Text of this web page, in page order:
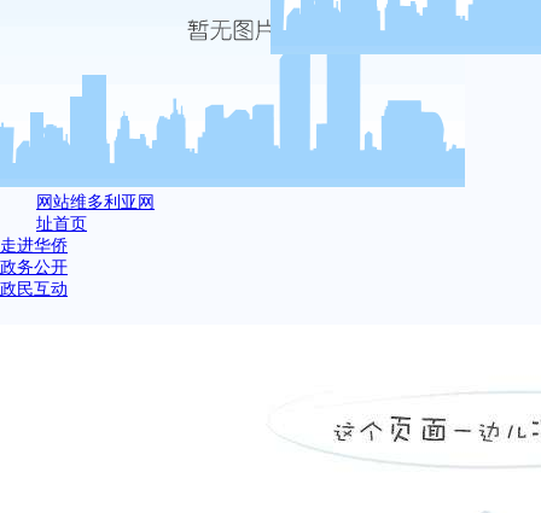
网站维多利亚网
址首页
走进华侨
政务公开
政民互动